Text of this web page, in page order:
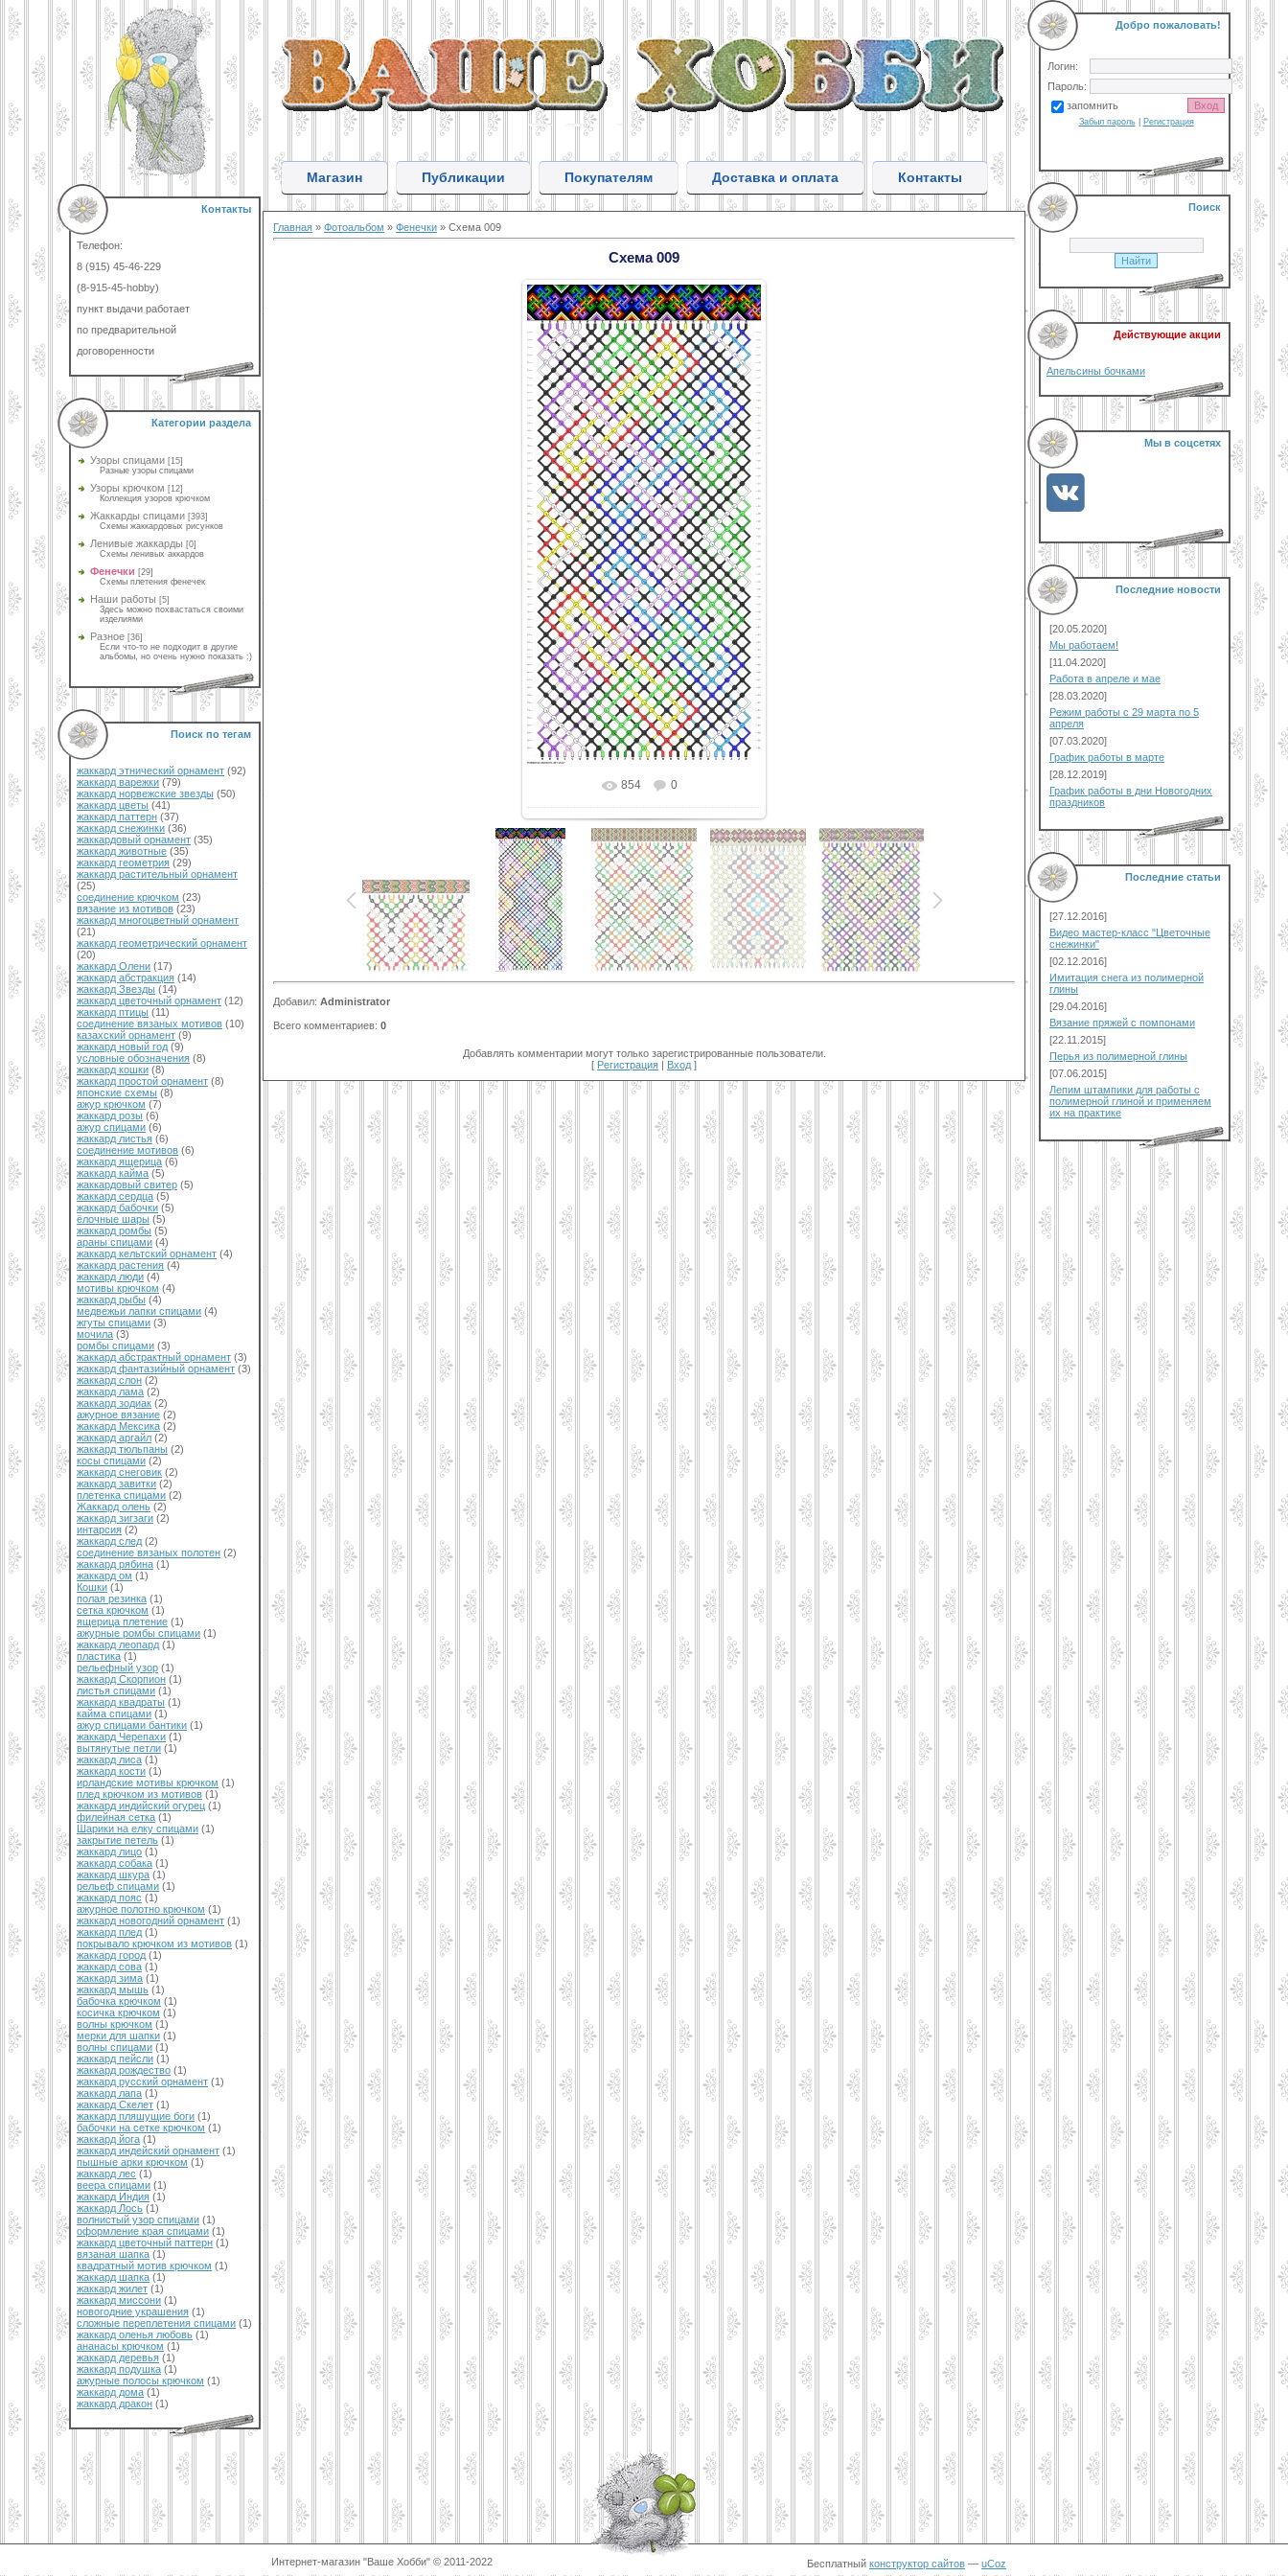
Контакты
Телефон:
8 (915) 45-46-229
(8-915-45-hobby)
пункт выдачи работает
по предварительной
договоренности
Категории раздела
Узоры спицами [15]
Разные узоры спицами
Узоры крючком [12]
Коллекция узоров крючком
Жаккарды спицами [393]
Схемы жаккардовых рисунков
Ленивые жаккарды [0]
Схемы ленивых аккардов
Фенечки [29]
Схемы плетения фенечек
Наши работы [5]
Здесь можно похвастаться своими
изделиями
Разное [36]
Если что-то не подходит в другие
альбомы, но очень нужно показать :)
Поиск по тегам
жаккард этнический орнамент (92)
жаккард варежки (79)
жаккард норвежские звезды (50)
жаккард цветы (41)
жаккард паттерн (37)
жаккард снежинки (36)
жаккардовый орнамент (35)
жаккард животные (35)
жаккард геометрия (29)
жаккард растительный орнамент
(25)
соединение крючком (23)
вязание из мотивов (23)
жаккард многоцветный орнамент
(21)
жаккард геометрический орнамент
(20)
жаккард Олени (17)
жаккард абстракция (14)
жаккард Звезды (14)
жаккард цветочный орнамент (12)
жаккард птицы (11)
соединение вязаных мотивов (10)
казахский орнамент (9)
жаккард новый год (9)
условные обозначения (8)
жаккард кошки (8)
жаккард простой орнамент (8)
японские схемы (8)
ажур крючком (7)
жаккард розы (6)
ажур спицами (6)
жаккард листья (6)
соединение мотивов (6)
жаккард ящерица (6)
жаккард кайма (5)
жаккардовый свитер (5)
жаккард сердца (5)
жаккард бабочки (5)
ёлочные шары (5)
жаккард ромбы (5)
араны спицами (4)
жаккард кельтский орнамент (4)
жаккард растения (4)
жаккард люди (4)
мотивы крючком (4)
жаккард рыбы (4)
медвежьи лапки спицами (4)
жгуты спицами (3)
мочила (3)
ромбы спицами (3)
жаккард абстрактный орнамент (3)
жаккард фантазийный орнамент (3)
жаккард слон (2)
жаккард лама (2)
жаккард зодиак (2)
ажурное вязание (2)
жаккард Мексика (2)
жаккард аргайл (2)
жаккард тюльпаны (2)
косы спицами (2)
жаккард снеговик (2)
жаккард завитки (2)
плетенка спицами (2)
Жаккард олень (2)
жаккард зигзаги (2)
интарсия (2)
жаккард след (2)
соединение вязаных полотен (2)
жаккард рябина (1)
жаккард ом (1)
Кошки (1)
полая резинка (1)
сетка крючком (1)
ящерица плетение (1)
ажурные ромбы спицами (1)
жаккард леопард (1)
пластика (1)
рельефный узор (1)
жаккард Скорпион (1)
листья спицами (1)
жаккард квадраты (1)
кайма спицами (1)
ажур спицами бантики (1)
жаккард Черепахи (1)
вытянутые петли (1)
жаккард лиса (1)
жаккард кости (1)
ирландские мотивы крючком (1)
плед крючком из мотивов (1)
жаккард индийский огурец (1)
филейная сетка (1)
Шарики на елку спицами (1)
закрытие петель (1)
жаккард лицо (1)
жаккард собака (1)
жаккард шкура (1)
рельеф спицами (1)
жаккард пояс (1)
ажурное полотно крючком (1)
жаккард новогодний орнамент (1)
жаккард плед (1)
покрывало крючком из мотивов (1)
жаккард город (1)
жаккард сова (1)
жаккард зима (1)
жаккард мышь (1)
бабочка крючком (1)
косичка крючком (1)
волны крючком (1)
мерки для шапки (1)
волны спицами (1)
жаккард пейсли (1)
жаккард рождество (1)
жаккард русский орнамент (1)
жаккард лапа (1)
жаккард Скелет (1)
жаккард пляшущие боги (1)
бабочки на сетке крючком (1)
жаккард йога (1)
жаккард индейский орнамент (1)
пышные арки крючком (1)
жаккард лес (1)
веера спицами (1)
жаккард Индия (1)
жаккард Лось (1)
волнистый узор спицами (1)
оформление края спицами (1)
жаккард цветочный паттерн (1)
вязаная шапка (1)
квадратный мотив крючком (1)
жаккард шапка (1)
жаккард жилет (1)
жаккард миссони (1)
новогодние украшения (1)
сложные переплетения спицами (1)
жаккард оленья любовь (1)
ананасы крючком (1)
жаккард деревья (1)
жаккард подушка (1)
ажурные полосы крючком (1)
жаккард дома (1)
жаккард дракон (1)
Магазин Публикации Покупателям Доставка и оплата Контакты
Главная » Фотоальбом » Фенечки » Схема 009
Схема 009
В реальном размере
152.6Kb
854 0
Добавил: Administrator
Всего комментариев: 0
Добавлять комментарии могут только зарегистрированные пользователи.
[ Регистрация | Вход ]
Добро пожаловать!
Логин:
Пароль:
запомнить
Забыл пароль| Регистрация
Поиск
Действующие акции
Апельсины бочками
Мы в соцсетях
Последние новости
[20.05.2020]
Мы работаем!
[11.04.2020]
Работа в апреле и мае
[28.03.2020]
Режим работы с 29 марта по 5
апреля
[07.03.2020]
График работы в марте
[28.12.2019]
График работы в дни Новогодних
праздников
Последние статьи
[27.12.2016]
Видео мастер-класс "Цветочные
снежинки"
[02.12.2016]
Имитация снега из полимерной
глины
[29.04.2016]
Вязание пряжей с помпонами
[22.11.2015]
Перья из полимерной глины
[07.06.2015]
Лепим штампики для работы с
полимерной глиной и применяем
их на практике
Интернет-магазин "Ваше Хобби" © 2011-2022 Бесплатный конструктор сайтов — uCoz